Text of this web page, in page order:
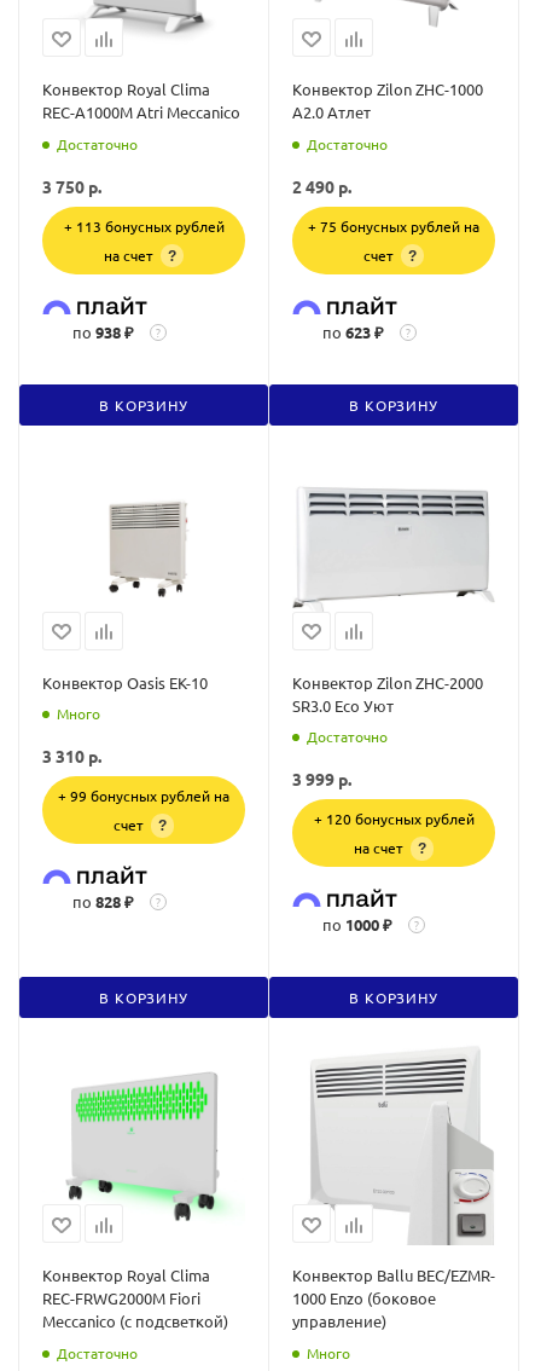
Конвектор Royal Clima
REC-A1000M Atri Meccanico
Достаточно
3 750 р.
+ 113 бонусных рублей
на счет
?
по 938 ₽ ?
В КОРЗИНУ
Конвектор Zilon ZHC-1000
A2.0 Атлет
Достаточно
2 490 р.
+ 75 бонусных рублей на
счет
?
по 623 ₽ ?
В КОРЗИНУ
Конвектор Oasis EK-10
Много
3 310 р.
+ 99 бонусных рублей на
счет
?
по 828 ₽ ?
В КОРЗИНУ
Конвектор Zilon ZHC-2000
SR3.0 Eco Уют
Достаточно
3 999 р.
+ 120 бонусных рублей
на счет
?
по 1000 ₽ ?
В КОРЗИНУ
Конвектор Royal Clima
REC-FRWG2000M Fiori
Meccanico (с подсветкой)
Достаточно
Конвектор Ballu BEC/EZMR-
1000 Enzo (боковое
управление)
Много